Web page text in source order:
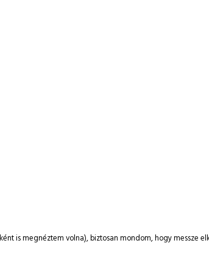
is megnéztem volna), biztosan mondom, hogy messze